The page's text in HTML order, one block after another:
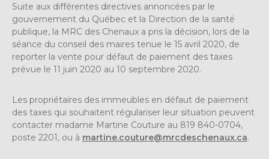
Suite aux différentes directives annoncées par le
gouvernement du Québec et la Direction de la santé
publique, la MRC des Chenaux a pris la décision, lors de la
séance du conseil des maires tenue le 15 avril 2020, de
reporter la vente pour défaut de paiement des taxes
prévue le 11 juin 2020 au 10 septembre 2020.
Les propriétaires des immeubles en défaut de paiement
des taxes qui souhaitent régulariser leur situation peuvent
contacter madame Martine Couture au 819 840-0704,
poste 2201, ou à martine.couture@mrcdeschenaux.ca.